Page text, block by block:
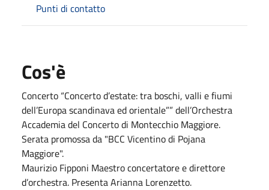
Punti di contatto
Cos'è
Concerto “Concerto d’estate: tra boschi, valli e fiumi
dell’Europa scandinava ed orientale”” dell’Orchestra
Accademia del Concerto di Montecchio Maggiore.
Serata promossa da "BCC Vicentino di Pojana
Maggiore".
Maurizio Fipponi Maestro concertatore e direttore
d’orchestra. Presenta Arianna Lorenzetto.